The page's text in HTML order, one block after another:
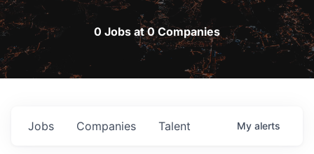
0 Jobs at 0 Companies
Jobs Companies Talent My alerts